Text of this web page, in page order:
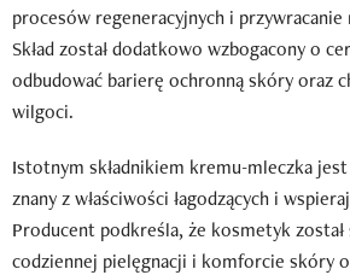
procesów regeneracyjnych i
Skład został dodatkowo wzbogacony o
odbudować barierę ochronną skóry oraz
wilgoci.
Istotnym składnikiem kremu-mleczka
znany z właściwości łagodzących i
Producent podkreśla, że kosmetyk
codziennej pielęgnacji i komforcie skóry